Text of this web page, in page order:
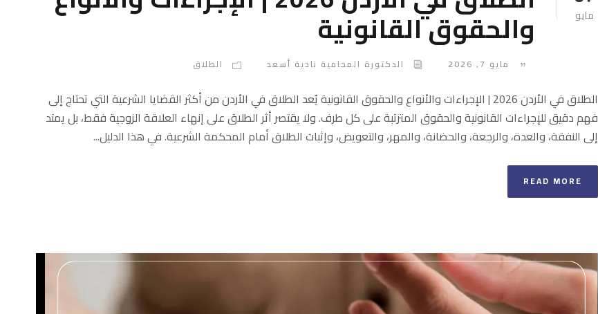
مايو والحقوق القانونية
مايو 7, 2026 الدكتورة المحامية نادية أسعد الطلاق
الطلاق في الأردن 2026 | الإجراءات والأنواع والحقوق القانونية يُعد الطلاق في الأردن من أكثر القضايا الشرعية التي تحتاج إلى
فهم دقيق للإجراءات القانونية والحقوق المترتبة على كل طرف. ولا يقتصر أثر الطلاق على إنهاء العلاقة الزوجية فقط، بل يمتد
إلى النفقة، والعدة، والرجعة، والحضانة، والمهر، والتعويض، وإثبات الطلاق أمام المحكمة الشرعية. في هذا الدليل...
READ MORE